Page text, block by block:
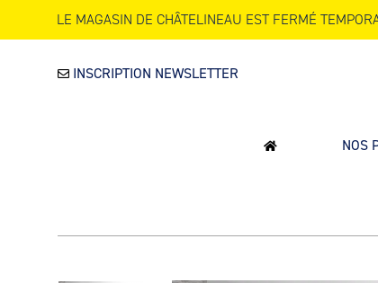
LE MAGASIN DE CHÂTELINEAU EST FERMÉ
INSCRIPTION NEWSLETTER
NOS